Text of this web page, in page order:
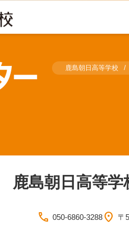
ー 鹿島朝日高等学校
鹿島朝日高等
phone 050-6860-3288 location_on 〒